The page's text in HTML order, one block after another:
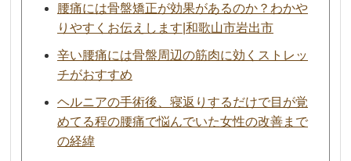
腰痛には骨盤矯正が効果があるのか？わかや
りやすくお伝えします|和歌山市岩出市
辛い腰痛には骨盤周辺の筋肉に効くストレッ
チがおすすめ
ヘルニアの手術後、寝返りするだけで目が覚
めてる程の腰痛で悩んでいた女性の改善まで
の経緯